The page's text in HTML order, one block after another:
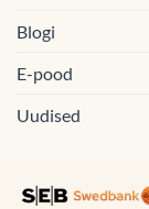
Blogi
E-pood
Uudised